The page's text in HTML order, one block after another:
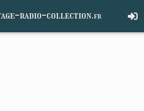
radio-collection.fr